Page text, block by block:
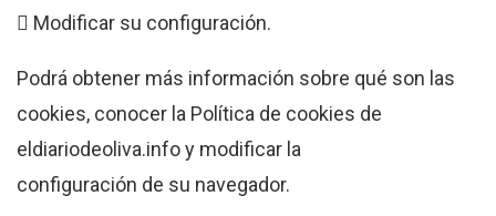
 Modificar su configuración.
Podrá obtener más información sobre qué son las
cookies, conocer la Política de cookies de
eldiariodeoliva.info y modificar la
configuración de su navegador.